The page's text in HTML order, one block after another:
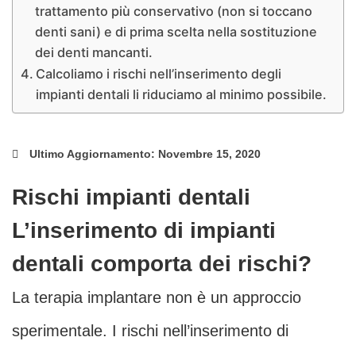
trattamento più conservativo (non si toccano
denti sani) e di prima scelta nella sostituzione
dei denti mancanti.
Calcoliamo i rischi nell’inserimento degli
impianti dentali li riduciamo al minimo possibile.
Ultimo Aggiornamento: Novembre 15, 2020
Rischi impianti dentali
L’inserimento di impianti
dentali comporta dei rischi?
La terapia implantare non è un approccio
sperimentale. I rischi nell’inserimento di